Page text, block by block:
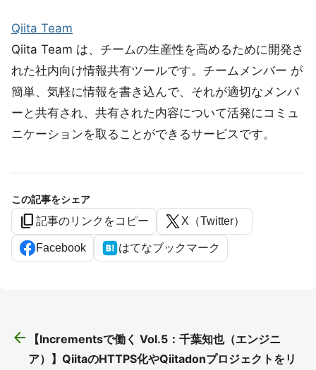
Qiita Team
Qiita Team は、チームの生産性を高めるために開発さ
れた社内向け情報共有ツールです。チームメンバー が
簡単、気軽に情報を書き込んで、それが適切なメンバ
ーと共有され、共有された内容について活発にコミュ
ニケーションを取ることができるサービスです。
この記事をシェア
content_copy 記事のリンクをコピー X（Twitter）
Facebook はてなブックマーク
arrow_back
【Incrementsで働く Vol.5：千葉知也（エンジニ
ア）】QiitaのHTTPS化やQiitadonプロジェクトをリ